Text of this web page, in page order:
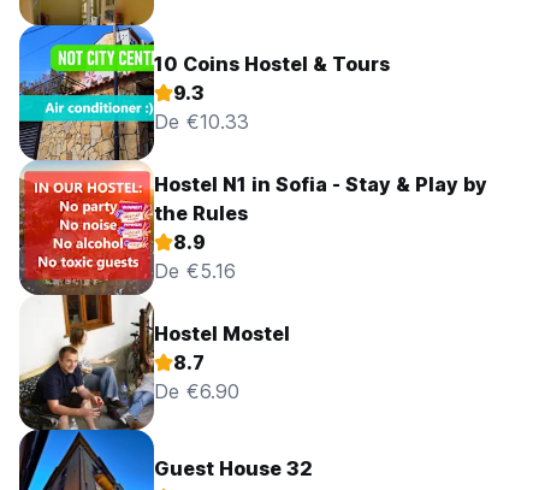
10 Coins Hostel & Tours
9.3
De €10.33
Hostel N1 in Sofia - Stay & Play by
the Rules
8.9
De €5.16
Hostel Mostel
8.7
De €6.90
Guest House 32